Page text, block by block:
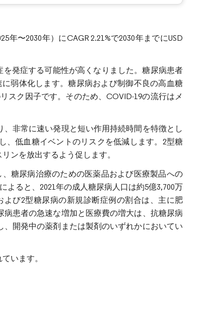
年〜2030年）にCAGR 2.21%で2030年までにUSD
発症する可能性が高くなりました。糖尿病患者
弱体化します。糖尿病および制御不良の高血糖
スク因子です。そのため、COVID-19の流行はメ
非常に速い発現と短い作用持続時間を特徴とし
、低血糖イベントのリスクを低減します。2型糖
ンを放出するよう促します。
糖尿病治療のための医薬品および医療製品への
ると、2021年の成人糖尿病人口は約5億3,700万
よび2型糖尿病の新規診断症例の割合は、主に肥
患者の急速な増加と医療費の増大は、抗糖尿病
開発中の薬剤または製剤のいずれかにおいてい
います。